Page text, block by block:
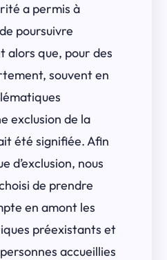
a permis à
poursuivre
alors que, pour des
souvent en
exclusion de la
été signifiée. Afin
d’exclusion, nous
de prendre
en amont les
préexistants et
accueillies